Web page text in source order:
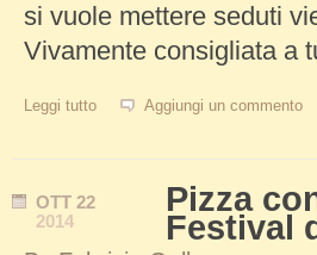
si vuole mettere seduti
Vivamente consigliata a
Leggi tutto su Cioccolata calda con panna
Aggiungi un commento
OTT 22
2014
Pizza
Festival